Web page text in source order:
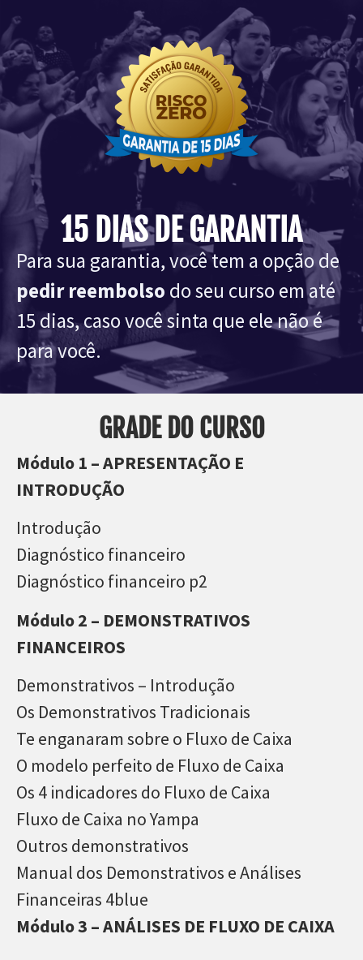
15 DIAS DE GARANTIA
Para sua garantia, você tem a opção de
pedir reembolso do seu curso em até
15 dias, caso você sinta que ele não é
para você.
GRADE DO CURSO
Módulo 1 – APRESENTAÇÃO E
INTRODUÇÃO
Introdução
Diagnóstico financeiro
Diagnóstico financeiro p2
Módulo 2 – DEMONSTRATIVOS
FINANCEIROS
Demonstrativos – Introdução
Os Demonstrativos Tradicionais
Te enganaram sobre o Fluxo de Caixa
O modelo perfeito de Fluxo de Caixa
Os 4 indicadores do Fluxo de Caixa
Fluxo de Caixa no Yampa
Outros demonstrativos
Manual dos Demonstrativos e Análises
Financeiras 4blue
Módulo 3 – ANÁLISES DE FLUXO DE CAIXA